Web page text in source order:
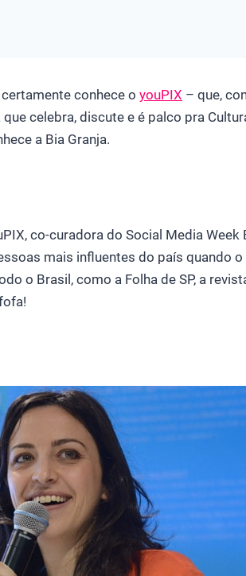
conhece o youPIX – que,
celebra, discute e é palco pra
a Bia Granja.
co-curadora do Social Media Week
mais influentes do país quando
o Brasil, como a Folha de SP, a